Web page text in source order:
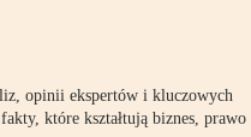
opinii ekspertów i kluczowych
które kształtują biznes, prawo